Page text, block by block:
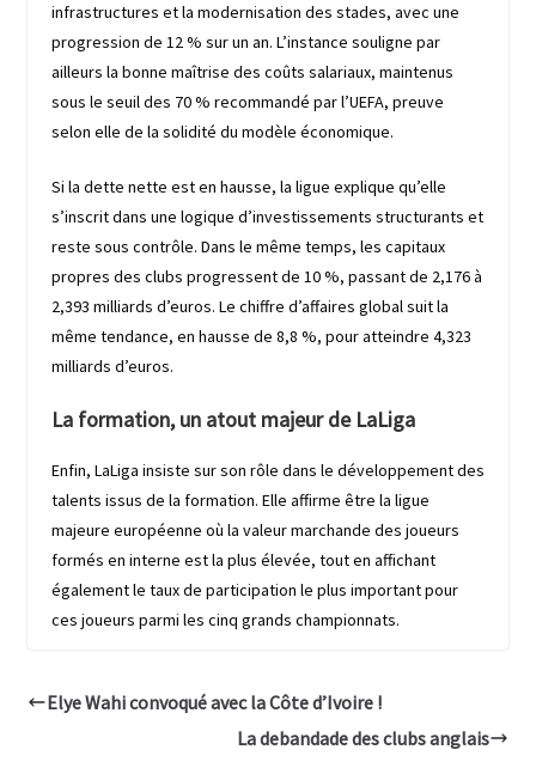
infrastructures et la modernisation des stades, avec une
progression de 12 % sur un an. L’instance souligne par
ailleurs la bonne maîtrise des coûts salariaux, maintenus
sous le seuil des 70 % recommandé par l’UEFA, preuve
selon elle de la solidité du modèle économique.
Si la dette nette est en hausse, la ligue explique qu’elle
s’inscrit dans une logique d’investissements structurants et
reste sous contrôle. Dans le même temps, les capitaux
propres des clubs progressent de 10 %, passant de 2,176 à
2,393 milliards d’euros. Le chiffre d’affaires global suit la
même tendance, en hausse de 8,8 %, pour atteindre 4,323
milliards d’euros.
La formation, un atout majeur de LaLiga
Enfin, LaLiga insiste sur son rôle dans le développement des
talents issus de la formation. Elle affirme être la ligue
majeure européenne où la valeur marchande des joueurs
formés en interne est la plus élevée, tout en affichant
également le taux de participation le plus important pour
ces joueurs parmi les cinq grands championnats.
Elye Wahi convoqué avec la Côte d’Ivoire !
La debandade des clubs anglais